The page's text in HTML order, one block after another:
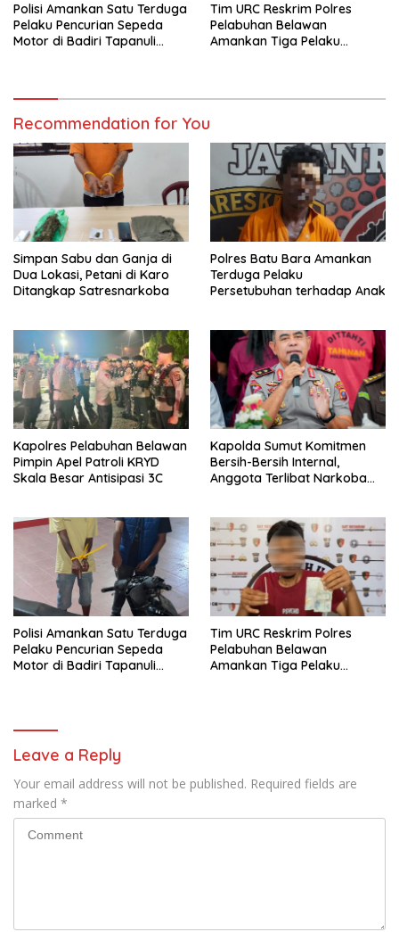
Polisi Amankan Satu Terduga
Pelaku Pencurian Sepeda
Motor di Badiri Tapanuli
Tim URC Reskrim Polres
Pelabuhan Belawan
Amankan Tiga Pelaku
Recommendation for You
Simpan Sabu dan Ganja di
Dua Lokasi, Petani di Karo
Ditangkap Satresnarkoba
Polres Batu Bara Amankan
Terduga Pelaku
Persetubuhan terhadap Anak
Kapolres Pelabuhan Belawan
Pimpin Apel Patroli KRYD
Skala Besar Antisipasi 3C
Kapolda Sumut Komitmen
Bersih-Bersih Internal,
Anggota Terlibat Narkoba
Polisi Amankan Satu Terduga
Pelaku Pencurian Sepeda
Motor di Badiri Tapanuli
Tim URC Reskrim Polres
Pelabuhan Belawan
Amankan Tiga Pelaku
Leave a Reply
Your email address will not be published. Required fields are
marked *